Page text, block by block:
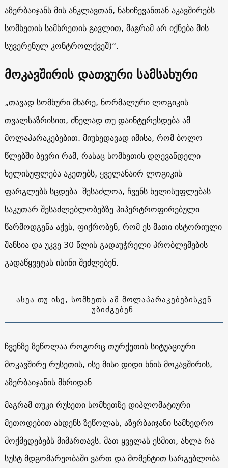
აზერბაიჯანს მის ანკლავთან, ნახიჩევანთან აკავშირებს
სომხეთის სამხრეთის გავლით, მაგრამ არ იქნება მის
სუვერენულ კონტროლქვეშ)“.
მოკავშირის დათვური სამსახური
„თავად სომხური მხარე, ნორმალური ლოგიკის
თვალსაზრისით, ძნელად თუ დაინტერესდება ამ
მოლაპარაკებებით. მიუხედავად იმისა, რომ ბოლო
წლებში ბევრი რამ, რასაც სომხეთის დღევანდელი
ხელისუფლება აკეთებს, ყველანაირ ლოგიკის
ფარგლებს სცდება. შესაძლოა, ჩვენს ხელისუფლებას
საკუთარ შესაძლებლობებზე ჰიპერტროფირებული
წარმოდგენა აქვს, ფიქრობენ, რომ ეს მათი ისტორიული
შანსია და უკვე 30 წლის გადაუჭრელი პრობლემების
გადაწყვეტას ისინი შეძლებენ.
ასეა თუ ისე, სომხეთს ამ მოლაპარაკებებისკენ
უბიძგებენ.
ჩვენზე ზეწოლაა როგორც თურქეთის სიტუაციური
მოკავშირე რუსეთის, ისე მისი დიდი ხნის მოკავშირის,
აზერბაიჯანის მხრიდან.
მაგრამ თუკი რუსეთი სომხეთზე დიპლომატიური
მეთოდებით ახდენს ზეწოლას, აზერბაიჯანი სამხედრო
მოქმედებებს მიმართავს. მათ ყველას ესმით, ახლა რა
სუსტ მდგომარეობაში ვართ და მომენტით სარგებლობა